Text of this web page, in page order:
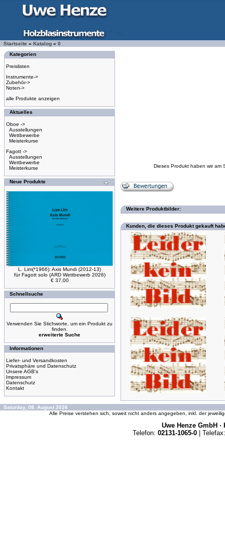
Startseite » Katalog » 0
Kategorien
Preislisten
Instrumente->
Zubehör->
Noten->
alle Produkte anzeigen
Aktuelles
Oboe ->
Ausstellungen
Wettbewerbe
Meisterkurse
Fagott ->
Ausstellungen
Wettbewerbe
Meisterkurse
Neue Produkte
L. Lim(*1966): Axis Mundi (2012-13)
für Fagott solo (ARD Wettbewerb 2026)
€ 37,00
Schnellsuche
Verwenden Sie Stichworte, um ein Produkt zu
finden.
erweiterte Suche
Informationen
Liefer- und Versandkosten
Privatsphäre und Datenschutz
Unsere AGB's
Impressum
Datenschutz
Kontakt
Dieses Produkt haben wir am
Weitere Produktbilder:
Kunden, die dieses Produkt gekauft
Saturday, 08. August 2026
Alle Preise verstehen sich, soweit nicht anders angegeben, inkl. der
Uwe Henze GmbH ·
Telefon: 02131-1065-0 | Telefax: